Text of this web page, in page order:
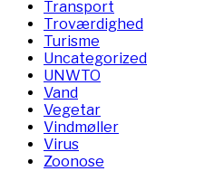
Transport
Troværdighed
Turisme
Uncategorized
UNWTO
Vand
Vegetar
Vindmøller
Virus
Zoonose